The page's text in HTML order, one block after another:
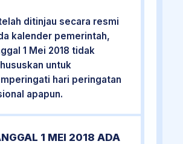
ditinjau secara resmi
kalender pemerintah,
1 Mei 2018 tidak
untuk
hari peringatan
apapun.
1 MEI 2018 ADA